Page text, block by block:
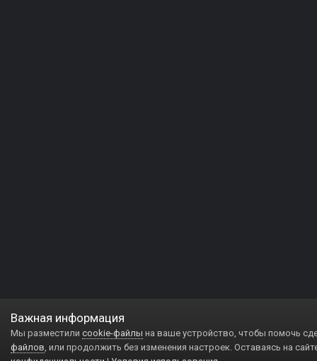
Важная информация
Мы разместили cookie-файлы на ваше устройство, чтобы помочь
файлов, или продолжить без изменения настроек. Оставаясь на